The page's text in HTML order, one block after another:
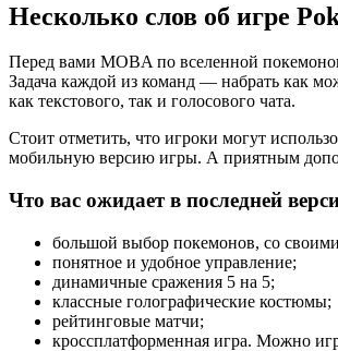
Несколько слов об игре
Перед вами MOBA по вселенной
Задача каждой из команд — набрать как
как текстового, так и голосового чата.
Стоит отметить, что игроки могут
мобильную версию игры. А приятным
Что вас ожидает в последней
большой выбор покемонов, со
понятное и удобное управление;
динамичные сражения 5 на 5;
классные голографические костюмы;
рейтинговые матчи;
кроссплатформенная игра. Можно